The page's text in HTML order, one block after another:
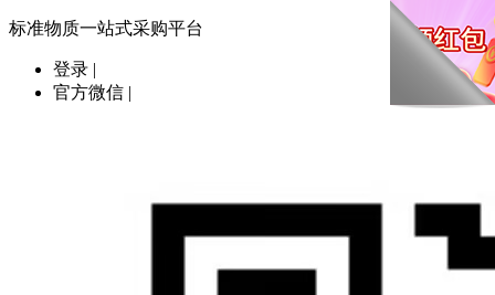
标准物质一站式采购平台
登录 |
官方微信 |